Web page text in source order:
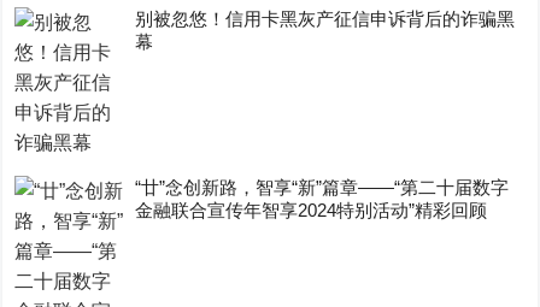
别被忽悠！信用卡黑灰产征信申诉背后的诈骗黑
幕
“廿”念创新路，智享“新”篇章——“第二十届数字
金融联合宣传年智享2024特别活动”精彩回顾